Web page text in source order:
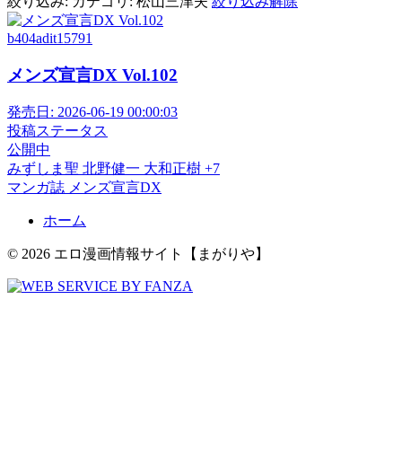
b404adit15791
メンズ宣言DX Vol.102
発売日: 2026-06-19 00:00:03
投稿ステータス
公開中
みずしま聖 北野健一 大和正樹 +7
マンガ誌 メンズ宣言DX
ホーム
© 2026 エロ漫画情報サイト【まがりや】